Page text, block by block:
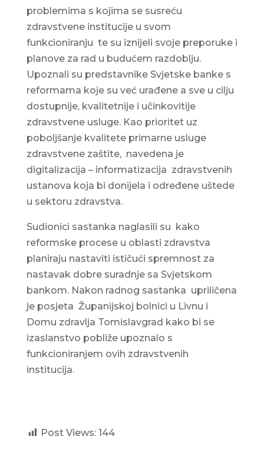
problemima s kojima se susreću
zdravstvene institucije u svom
funkcioniranju te su iznijeli svoje preporuke i
planove za rad u budućem razdoblju.
Upoznali su predstavnike Svjetske banke s
reformama koje su već urađene a sve u cilju
dostupnije, kvalitetnije i učinkovitije
zdravstvene usluge. Kao prioritet uz
poboljšanje kvalitete primarne usluge
zdravstvene zaštite, navedena je
digitalizacija – informatizacija zdravstvenih
ustanova koja bi donijela i određene uštede
u sektoru zdravstva.
Sudionici sastanka naglasili su kako
reformske procese u oblasti zdravstva
planiraju nastaviti ističući spremnost za
nastavak dobre suradnje sa Svjetskom
bankom. Nakon radnog sastanka upriličena
je posjeta Županijskoj bolnici u Livnu i
Domu zdravlja Tomislavgrad kako bi se
izaslanstvo pobliže upoznalo s
funkcioniranjem ovih zdravstvenih
institucija.
Post Views: 144